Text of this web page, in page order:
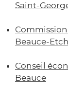
Saint-
Beauce-
Conseil
Beauce